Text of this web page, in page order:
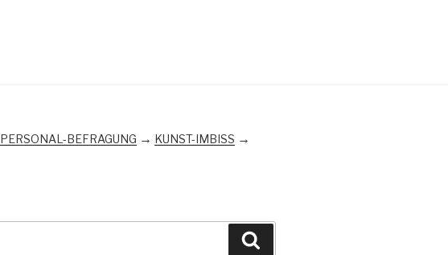
PERSONAL-BEFRAGUNG → KUNST-IMBISS →